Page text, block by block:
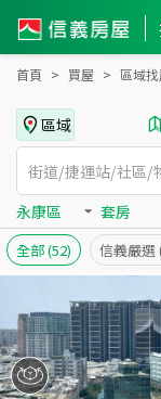
台南
首頁 買屋 區域找
區域
永康區 套房
全部(52) 信義嚴選